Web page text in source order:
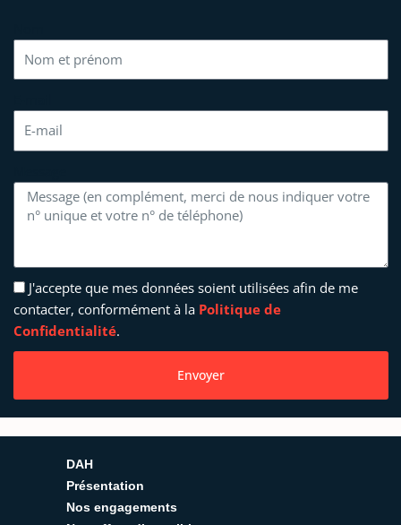
J'accepte que mes données soient utilisées afin de me
contacter, conformément à la Politique de
Confidentialité.
Envoyer
DAH
Présentation
Nos engagements